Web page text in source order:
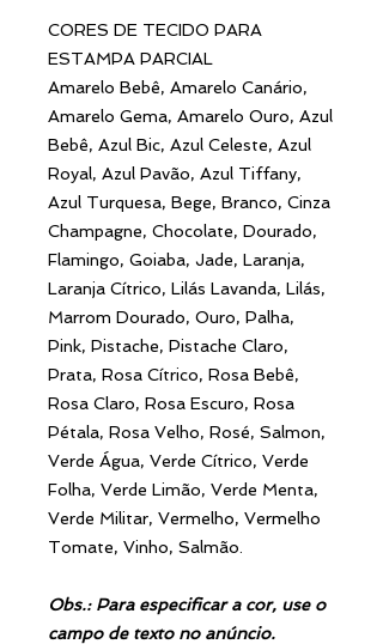
CORES DE TECIDO PARA
ESTAMPA PARCIAL
Amarelo Bebê, Amarelo Canário,
Amarelo Gema, Amarelo Ouro, Azul
Bebê, Azul Bic, Azul Celeste, Azul
Royal, Azul Pavão, Azul Tiffany,
Azul Turquesa, Bege, Branco, Cinza
Champagne, Chocolate, Dourado,
Flamingo, Goiaba, Jade, Laranja,
Laranja Cítrico, Lilás Lavanda, Lilás,
Marrom Dourado, Ouro, Palha,
Pink, Pistache, Pistache Claro,
Prata, Rosa Cítrico, Rosa Bebê,
Rosa Claro, Rosa Escuro, Rosa
Pétala, Rosa Velho, Rosé, Salmon,
Verde Água, Verde Cítrico, Verde
Folha, Verde Limão, Verde Menta,
Verde Militar, Vermelho, Vermelho
Tomate, Vinho, Salmão.
Obs.: Para especificar a cor, use o
campo de texto no anúncio.